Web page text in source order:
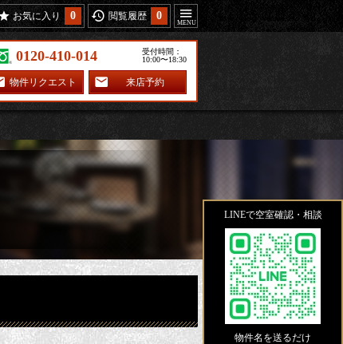
お気に入り 0 閲覧履歴 0
0120-410-014
受付時間：
10:00〜18:30
物件リクエスト 来店予約
LINEで空室確認・相談
物件名を送るだけ